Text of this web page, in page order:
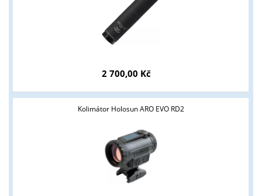
2 700,00 Kč
Kolimátor Holosun ARO EVO RD2
Tyto stránky jsou určeny pouze odborné veřejnosti od 18 let a
podnikatelům v oblasti zbraně a střelivo. Splňujete tyto
ANO NE